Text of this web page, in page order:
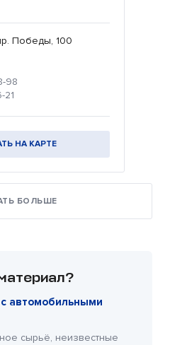
Победы, 100
98
21
НА КАРТЕ
БОЛЬШЕ
автомобильными
сырьё, неизвестные